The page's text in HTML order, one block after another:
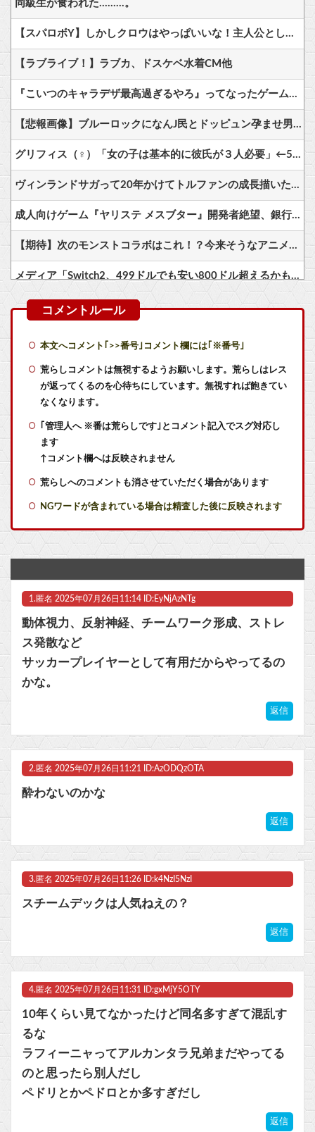
同級生が食われた………。
【スパロボY】しかしクロウはやっぱいいな！主人公として魅力的すぎる…！
【ラブライブ！】ラブカ、ドスケベ水着CM他
『こいつのキャラデザ最高過ぎるやろ』ってなったゲームキャラｗｗｗｗ
【悲報画像】ブルーロックになんJ民とドッピュン孕ませ男登場www
グリフィス（♀）「女の子は基本的に彼氏が３人必要」←500万バズwww
ヴィンランドサガって20年かけてトルファンの成長描いたのになんか評価低くね？
成人向けゲーム『ヤリステ メスブター』開発者絶望、銀行がsteamからの入金を拒否→金が入ってなくても売上金額分の納税義務あり
【期待】次のモンストコラボはこれ！？今来そうなアニメが話題に
メディア「Switch2、499ドルでも安い800ドル超えるかも。PS5は直近での値上げ可能性低い」
【画像】この沐浴着エルフ玄関に飾ろうと思うんやが
【ウマ娘】なんとかなれーーーッ(極道入稿)
【艦これ】ムラクモウサギ 他
【朗報】ファイアーエムブレムさん、ついにキャラ成長率がゲーム内で見れるようになる
マジでものが捨てられないオタクなんだが他
【FE万紫千紅】今のところこのリシテアみたいなデカパイ籠手使いが一番見た目好み
ビットコイン再び1600万円へ。ドル円は147円に
本文へコメント｢>>番号｣コメント欄には｢※番号｣
荒らしコメントは無視するようお願いします。荒らしはレス
が返ってくるのを心待ちにしています。無視すれば飽きてい
なくなります。
｢管理人へ ※番は荒らしです｣とコメント記入でスグ対応し
ます
↑コメント欄へは反映されません
荒らしへのコメントも消させていただく場合があります
NGワードが含まれている場合は精査した後に反映されます
1. 匿名 2025年07月26日11:14 ID:EyNjAzNTg
動体視力、反射神経、チームワーク形成、ストレ
ス発散など
サッカープレイヤーとして有用だからやってるの
かな。
返信
2. 匿名 2025年07月26日11:21 ID:AzODQzOTA
酔わないのかな
返信
3. 匿名 2025年07月26日11:26 ID:k4NzI5NzI
スチームデックは人気ねえの？
返信
4. 匿名 2025年07月26日11:31 ID:gxMjY5OTY
10年くらい見てなかったけど同名多すぎて混乱す
るな
ラフィーニャってアルカンタラ兄弟まだやってる
のと思ったら別人だし
ペドリとかペドロとか多すぎだし
返信